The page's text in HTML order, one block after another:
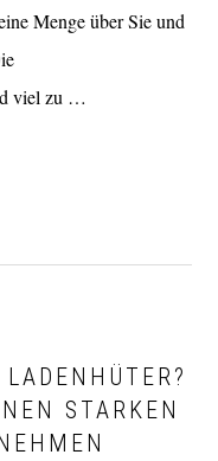
Menge über Sie und
viel zu …
STARKEN